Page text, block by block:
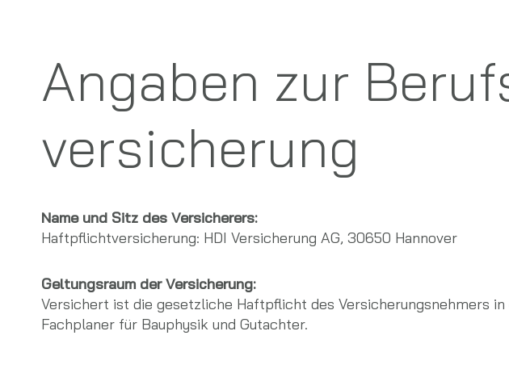
Angaben zur
versicherung
Name und Sitz des Versicherers:
Haftpflichtversicherung: HDI Versicherung AG, 30650 Hannover
Geltungsraum der Versicherung:
Versichert ist die gesetzliche Haftpflicht des Versicherungsnehmers
Fachplaner für Bauphysik und Gutachter.